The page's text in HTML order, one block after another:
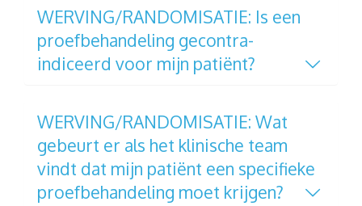
WERVING/RANDOMISATIE: Is een
proefbehandeling gecontra-
indiceerd voor mijn patiënt?
WERVING/RANDOMISATIE: Wat
gebeurt er als het klinische team
vindt dat mijn patiënt een specifieke
proefbehandeling moet krijgen?